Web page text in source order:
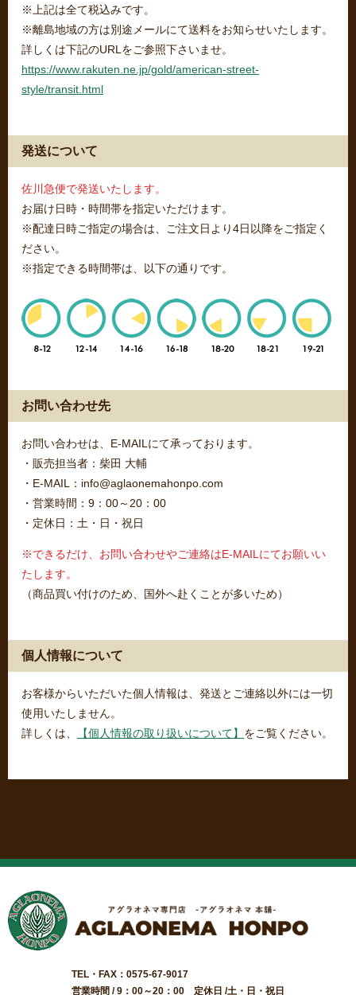
※上記は全て税込みです。
※離島地域の方は別途メールにて送料をお知らせいたします。
詳しくは下記のURLをご参照下さいませ。
https://www.rakuten.ne.jp/gold/american-street-
style/transit.html
発送について
佐川急便で発送いたします。
お届け日時・時間帯を指定いただけます。
※配達日時ご指定の場合は、ご注文日より4日以降をご指定く
ださい。
※指定できる時間帯は、以下の通りです。
お問い合わせ先
お問い合わせは、E-MAILにて承っております。
・販売担当者：柴田 大輔
・E-MAIL：info@aglaonemahonpo.com
・営業時間：9：00～20：00
・定休日：土・日・祝日
※できるだけ、お問い合わせやご連絡はE-MAILにてお願いい
たします。
（商品買い付けのため、国外へ赴くことが多いため）
個人情報について
お客様からいただいた個人情報は、発送とご連絡以外には一切
使用いたしません。
詳しくは、
【個人情報の取り扱いについて】 をご覧ください。
TEL・FAX：0575-67-9017
営業時間 / 9：00～20：00 定休日 /土・日・祝日